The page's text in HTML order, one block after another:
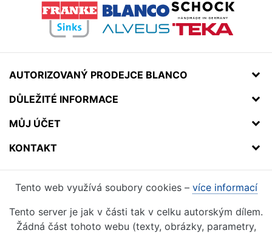
AUTORIZOVANÝ PRODEJCE BLANCO
DŮLEŽITÉ INFORMACE
MŮJ ÚČET
KONTAKT
Tento web využívá soubory cookies – více informací
Tento server je jak v části tak v celku autorským dílem.
Žádná část tohoto webu (texty, obrázky, parametry,